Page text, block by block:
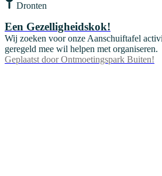
Dronten
Een Gezelligheidskok!
Wij zoeken voor onze Aanschuiftafel
geregeld mee wil helpen met organiseren.
Geplaatst door Ontmoetingspark Buiten!